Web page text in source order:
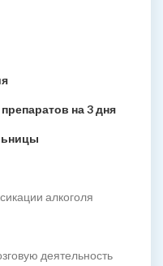
на 3 дня
алкоголя
деятельность